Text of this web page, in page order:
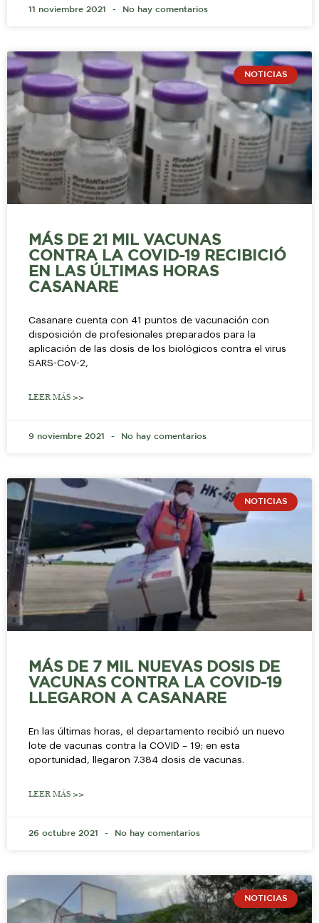
11 noviembre 2021 No hay comentarios
NOTICIAS
MÁS DE 21 MIL VACUNAS
CONTRA LA COVID-19 RECIBICIÓ
EN LAS ÚLTIMAS HORAS
CASANARE
Casanare cuenta con 41 puntos de vacunación con
disposición de profesionales preparados para la
aplicación de las dosis de los biológicos contra el virus
SARS-CoV-2,
LEER MÁS >>
9 noviembre 2021 No hay comentarios
NOTICIAS
MÁS DE 7 MIL NUEVAS DOSIS DE
VACUNAS CONTRA LA COVID-19
LLEGARON A CASANARE
En las últimas horas, el departamento recibió un nuevo
lote de vacunas contra la COVID – 19; en esta
oportunidad, llegaron 7.384 dosis de vacunas.
LEER MÁS >>
26 octubre 2021 No hay comentarios
NOTICIAS